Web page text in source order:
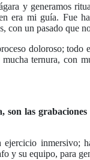
y generamos
era mi guía. Fue
con un pasado que
doloroso; todo
ternura, con
las
inmersivo;
y su equipo, para